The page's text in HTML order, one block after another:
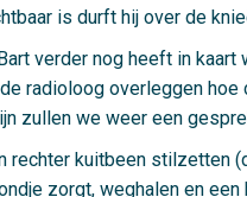
is durft hij over de
verder nog heeft in
radioloog overleggen
zullen we weer een
kuitbeen stilzetten
zorgt, weghalen en